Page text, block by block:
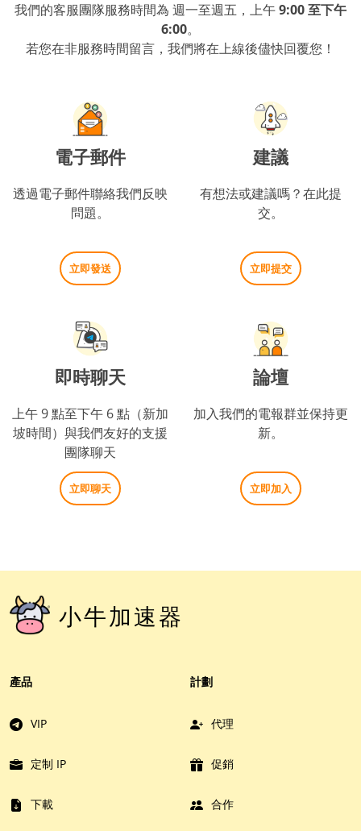
我們的客服團隊服務時間為 週一至週五，上午9:00 至下午
6:00。
若您在非服務時間留言，我們將在上線後儘快回覆您！
電子郵件
透過電子郵件聯絡我們反映
問題。
立即發送
建議
有想法或建議嗎？在此提
交。
立即提交
即時聊天
上午 9 點至下午 6 點（新加
坡時間）與我們友好的支援
團隊聊天
立即聊天
論壇
加入我們的電報群並保持更
新。
立即加入
小牛加速器
產品
VIP
定制 IP
下載
計劃
代理
促銷
合作